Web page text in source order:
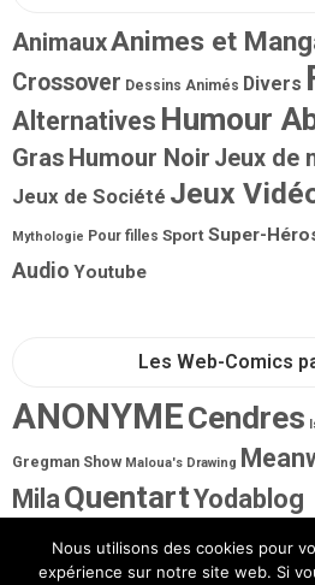
AnimauxAnimes et
Crossover Dessins Animés Divers
Alternatives Humour
Gras Humour Noir Jeux de
Jeux de Société Jeux
Mythologie Pour filles SportSuper-
Audio Youtube
Les Web-Comics
ANONYMECendres
Gregman Show Maloua's Drawing
MilaQuentartYodablog
Nous utilisons des cookies pour
expérience sur notre site web. Si